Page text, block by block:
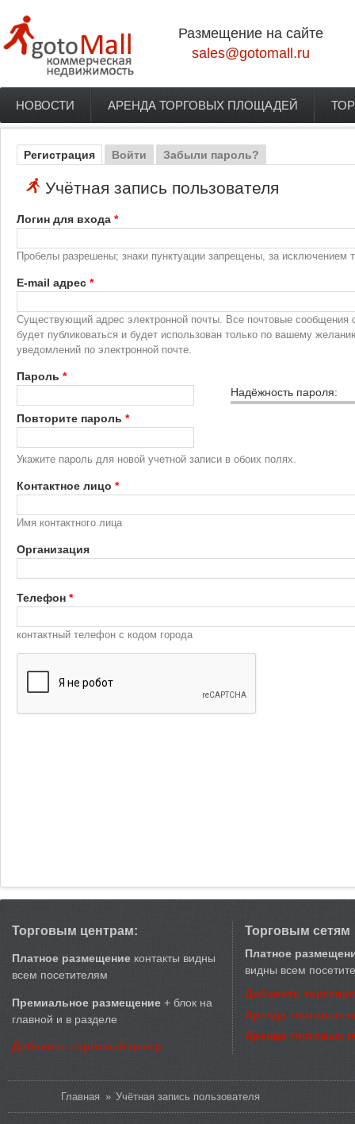
Размещение на сайте
sales@gotomall.ru
Главное меню
НОВОСТИ АРЕНДА ТОРГОВЫХ ПЛОЩАДЕЙ
Главные вкладки
Регистрация (активная вкладка)
Войти Забыли пароль?
Учётная запись пользователя
Логин для входа *
Пробелы разрешены; знаки пунктуации запрещены, за исключением
E-mail адрес *
Существующий адрес электронной почты. Все почтовые сообщения
будет публиковаться и будет использован только по вашему
уведомлений по электронной почте.
Надёжность пароля:
Пароль *
Повторите пароль *
Укажите пароль для новой учетной записи в обоих полях.
Контактное лицо *
Имя контактного лица
Организация
Телефон *
контактный телефон с кодом города
Торговым центрам:
Платное размещение контакты видны
всем посетителям
Премиальное размещение + блок на
главной и в разделе
Добавить торговый центр
Торговым сетям
Платное
видны всем
Добавить
Аренда торговых
Аренда торговых
Главная » Учётная запись пользователя